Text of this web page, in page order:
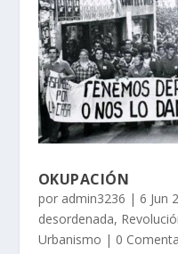
OKUPACIÓN
por admin3236 | 6 Jun
desordenada,
Urbanismo | 0